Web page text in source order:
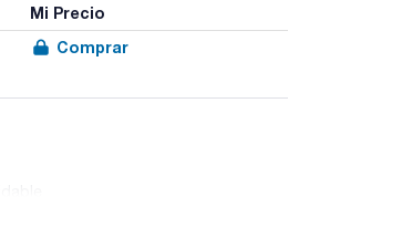
Mi Precio
Comprar